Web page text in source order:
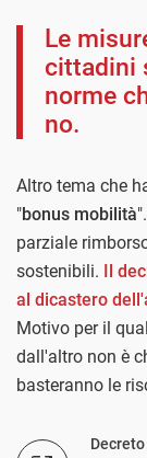
Le
cittadini
norme
no.
Altro tema che
"bonus mobilità
parziale
sostenibili. Il
al dicastero
Motivo per il
dall'altro non è
basteranno le